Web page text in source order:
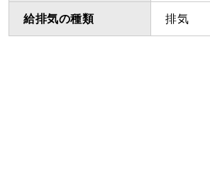
給排気の種類 排気